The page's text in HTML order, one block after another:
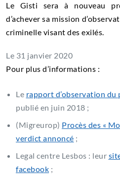
Le Gisti sera à nouveau
d’achever sa mission
criminelle visant des exilés.
Le 31 janvier 2020
Pour plus d’informations :
Le rapport d’observation du
publié en juin 2018 ;
(Migreurop) Procès des «
verdict annoncé ;
Legal centre Lesbos : leur
facebook ;